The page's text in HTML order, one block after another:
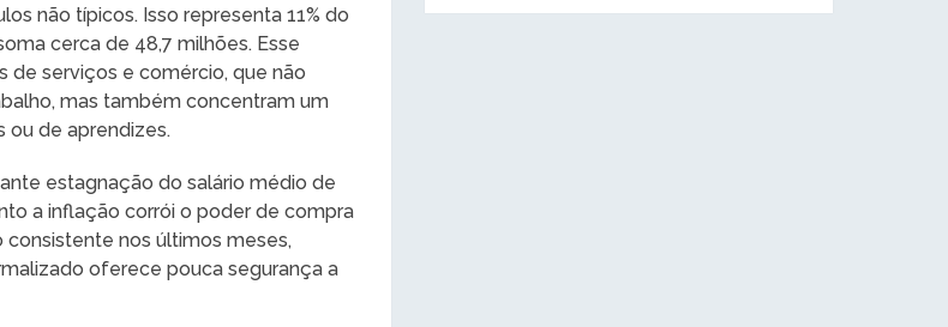
não típicos. Isso representa 11% do
cerca de 48,7 milhões. Esse
de serviços e comércio, que não
mas também concentram um
ou de aprendizes.
estagnação do salário médio de
a inflação corrói o poder de compra
nos últimos meses,
oferece pouca segurança a